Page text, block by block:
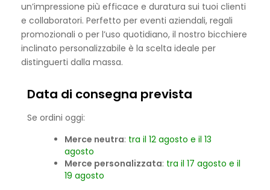
un’impressione più efficace e duratura sui tuoi clienti
e collaboratori. Perfetto per eventi aziendali, regali
promozionali o per l’uso quotidiano, il nostro bicchiere
inclinato personalizzabile è la scelta ideale per
distinguerti dalla massa.
Data di consegna prevista
Se ordini oggi:
Merce neutra: tra il 12 agosto e il 13
agosto
Merce personalizzata: tra il 17 agosto e il
19 agosto